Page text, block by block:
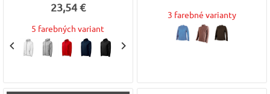
23,54 €
5 farebných variant
3 farebné varianty